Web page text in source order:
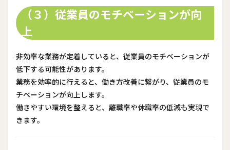
（３）従業員のモチベーションが向
上
非効率な業務が定着していると、従業員のモチベーションが
低下する可能性があります。
業務を効率的に行えると、働き方改善に繋がり、従業員のモ
チベーションが向上します。
働きやすい環境を整えると、離職率や休職率の低減も実現で
きます。